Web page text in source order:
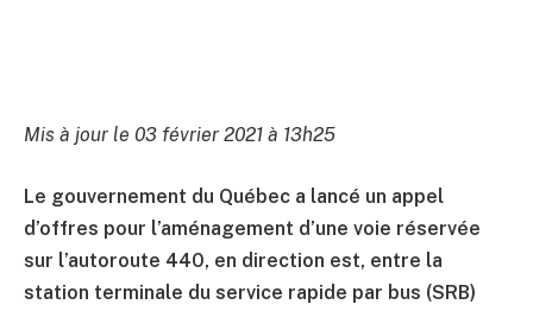
Mis à jour le 03 février 2021 à 13h25
Le gouvernement du Québec a lancé un appel
d’offres pour l’aménagement d’une voie réservée
sur l’autoroute 440, en direction est, entre la
station terminale du service rapide par bus (SRB)